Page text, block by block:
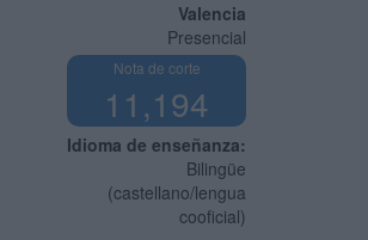
Valencia
Presencial
Nota de corte
11,194
Idioma de enseñanza:
Bilingüe
(castellano/lengua
cooficial)